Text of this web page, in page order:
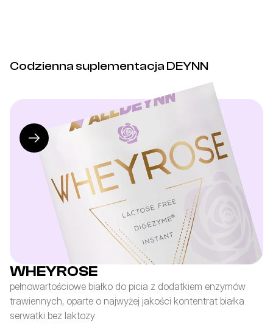
Codzienna suplementacja DEYNN
WHEYROSE
pełnowartościowe białko do picia z dodatkiem enzymów
trawiennych, oparte o najwyżej jakości kontentrat białka
serwatki bez laktozy